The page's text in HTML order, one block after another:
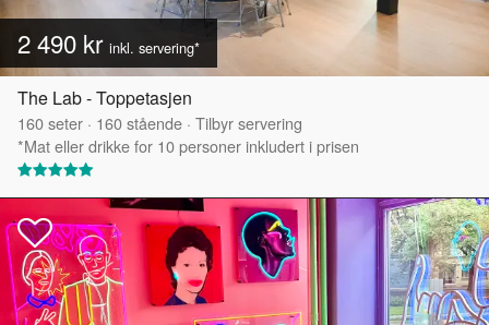
2 490 kr inkl. servering*
The Lab - Toppetasjen
160seter · 160stående · Tilbyr servering
*Mat eller drikke for 10 personer inkludert i prisen